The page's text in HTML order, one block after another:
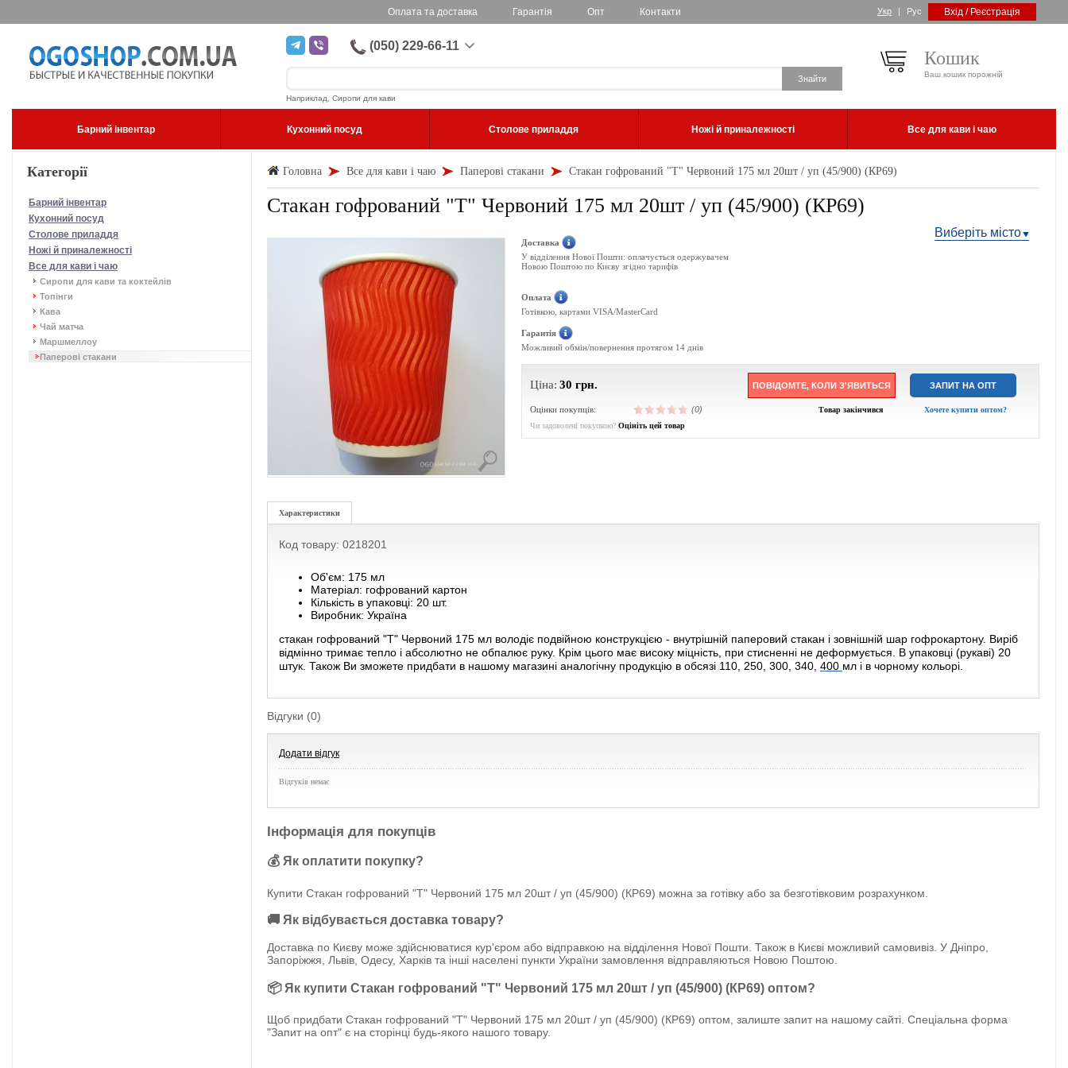
Оплата та доставка Гарантія Опт Контакти Укр | Рус Вхід / Реєстрація
(050) 229-66-11
Наприклад, Сиропи для кави
Кошик
Ваш кошик порожній
Барний інвентар Кухонний посуд Столове приладдя Ножі й приналежності Все для кави і чаю
Категорії
Барний інвентар
Кухонний посуд
Столове приладдя
Ножі й приналежності
Все для кави і чаю
Сиропи для кави та коктейлів
Топінги
Кава
Чай матча
Маршмеллоу
Паперові стакани
Головна Все для кави і чаю Паперові стакани Стакан гофрований "Т" Червоний 175 мл 20шт / уп (45/900) (КР69)
Стакан гофрований "Т" Червоний 175 мл 20шт / уп (45/900) (КР69)
Виберіть місто
Доставка
У відділення Нової Пошти: оплачується одержувачем
Новою Поштою по Києву згідно тарифів
Оплата
Готівкою, картами VISA/MasterCard
Гарантія
Можливий обмін/повернення протягом 14 днів
Ціна: 30 грн. ПОВІДОМТЕ, КОЛИ З'ЯВИТЬСЯ ЗАПИТ НА ОПТ
Оцінки покупців: (0) Товар закінчився
Хочете купити оптом?
Чи задоволені покупкою? Оцініть цей товар
Характеристики
Код товару: 0218201
Об'єм: 175 мл
Матеріал: гофрований картон
Кількість в упаковці: 20 шт.
Виробник: Україна
стакан гофрований "Т" Червоний 175 мл володіє подвійною конструкцією - внутрішній паперовий стакан і зовнішній шар гофрокартону. Виріб
відмінно тримає тепло і абсолютно не обпалює руку. Крім цього має високу міцність, при стисненні не деформується. В упаковці (рукаві) 20
штук. Також Ви зможете придбати в нашому магазині аналогічну продукцію в обсязі 110 250 300 340 400 мл і в чорному кольорі.
Відгуки (0)
Додати відгук
Відгуків немає
Інформація для покупців
💰 Як оплатити покупку?
Купити Стакан гофрований "Т" Червоний 175 мл 20шт / уп (45/900) (КР69) можна за готівку або за безготівковим розрахунком.
🚚 Як відбувається доставка товару?
Доставка по Києву може здійснюватися кур'єром або відправкою на відділення Нової Пошти. Також в Києві можливий самовивіз. У Дніпро,
Запоріжжя, Львів, Одесу, Харків та інші населені пункти України замовлення відправляються Новою Поштою.
📦 Як купити Стакан гофрований "Т" Червоний 175 мл 20шт / уп (45/900) (КР69) оптом?
Щоб придбати Стакан гофрований "Т" Червоний 175 мл 20шт / уп (45/900) (КР69) оптом, залиште запит на нашому сайті. Спеціальна форма
"Запит на опт" є на сторінці будь-якого нашого товару.